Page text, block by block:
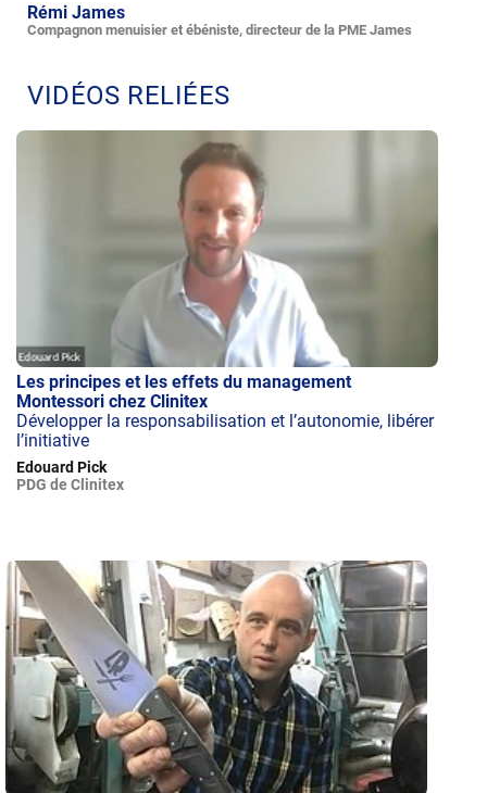
Rémi James
Compagnon menuisier et ébéniste, directeur de la PME James
VIDÉOS RELIÉES
Les principes et les effets du management
Montessori chez Clinitex
Développer la responsabilisation et l’autonomie, libérer
l’initiative
Edouard Pick
PDG de Clinitex